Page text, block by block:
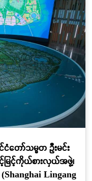
တော်သမ္မတ ဦးမင်း
ြင့်ကိုယ်စားလှယ်အဖွဲ့၊
Lingang